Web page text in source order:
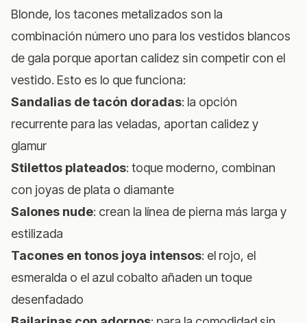
Blonde, los tacones metalizados son la
combinación número uno para los vestidos blancos
de gala porque aportan calidez sin competir con el
vestido. Esto es lo que funciona:
Sandalias de tacón doradas: la opción
recurrente para las veladas, aportan calidez y
glamur
Stilettos plateados: toque moderno, combinan
con joyas de plata o diamante
Salones nude: crean la línea de pierna más larga y
estilizada
Tacones en tonos joya intensos: el rojo, el
esmeralda o el azul cobalto añaden un toque
desenfadado